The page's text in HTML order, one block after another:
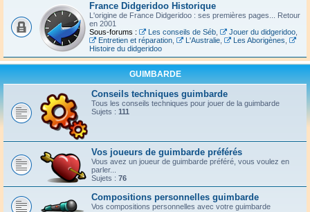
France Didgeridoo Historique
L'origine de France Didgeridoo : ses premières pages... Retour
en 2001
Sous-forums :
Les conseils de Séb, Jouer du didgeridoo,
Entretien et réparation, L'Australie, Les Aborigènes
Histoire du didgeridoo
GUIMBARDE
Conseils techniques guimbarde
Tous les conseils techniques pour jouer de la guimbarde
Sujets : 111
Vos joueurs de guimbarde préférés
Vous avez un joueur de guimbarde préféré, vous voulez en
parler...
Sujets : 76
Compositions personnelles guimbarde
Vos compositions personnelles avec votre guimbarde